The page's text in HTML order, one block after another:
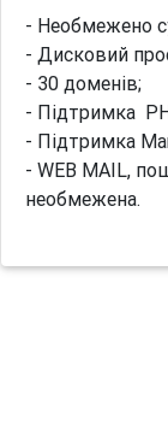
- Необмежено
- Дисковий
- 30 доменів;
- Підтримка
- Підтримка
- WEB MAIL,
необмежена.